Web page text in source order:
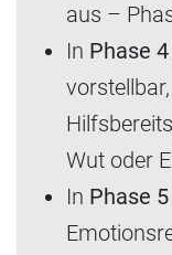
aus –
In Phase 4
Wut oder
In Phase 5